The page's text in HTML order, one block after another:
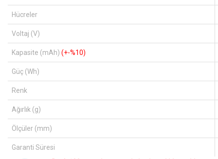
Hücreler
Voltaj (V)
Kapasite (mAh) (+-%10)
Güç (Wh)
Renk
Ağırlık (g)
Ölçüler (mm)
Garanti Süresi